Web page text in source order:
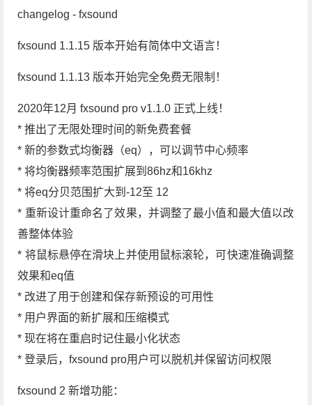
changelog - fxsound
fxsound 1.1.15 版本开始有简体中文语言！
fxsound 1.1.13 版本开始完全免费无限制！
2020年12月 fxsound pro v1.1.0 正式上线！
* 推出了无限处理时间的新免费套餐
* 新的参数式均衡器（eq），可以调节中心频率
* 将均衡器频率范围扩展到86hz和16khz
* 将eq分贝范围扩大到-12至 12
* 重新设计重命名了效果，并调整了最小值和最大值以改
善整体体验
* 将鼠标悬停在滑块上并使用鼠标滚轮，可快速准确调整
效果和eq值
* 改进了用于创建和保存新预设的可用性
* 用户界面的新扩展和压缩模式
* 现在将在重启时记住最小化状态
* 登录后，fxsound pro用户可以脱机并保留访问权限
fxsound 2 新增功能：